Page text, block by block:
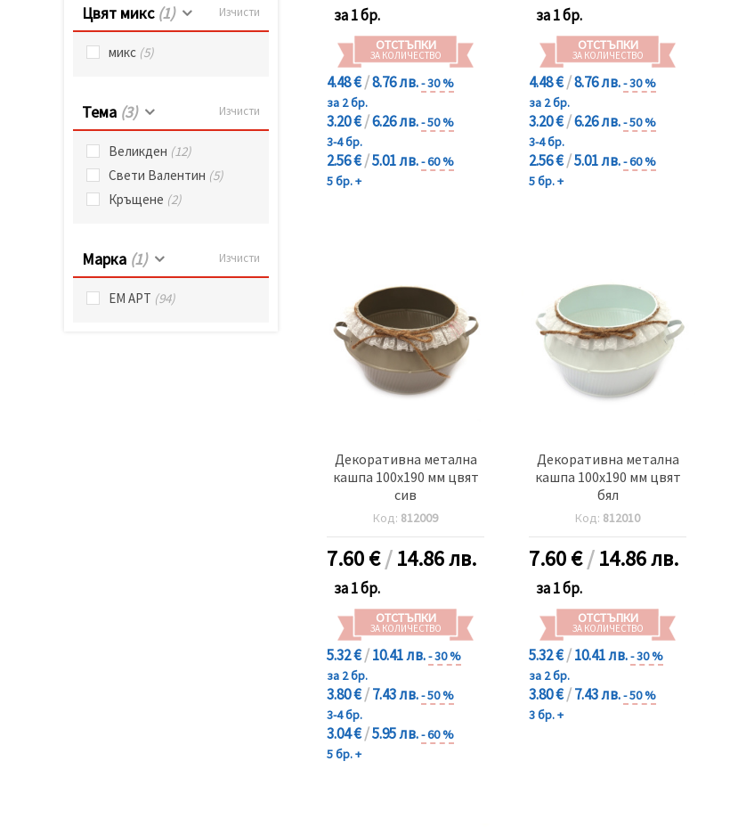
Цвят микс (1) Изчисти
микс (5)
Тема (3) Изчисти
Великден (12)
Свети Валентин (5)
Кръщене (2)
Марка (1) Изчисти
ЕМ АРТ (94)
за 1 бр.
ОТСТЪПКИ
ЗА КОЛИЧЕСТВО
4.48 €/8.76 лв.- 30 %
за 2 бр.
3.20 €/6.26 лв.- 50 %
3-4 бр.
2.56 €/5.01 лв.- 60 %
5 бр. +
за 1 бр.
ОТСТЪПКИ
ЗА КОЛИЧЕСТВО
4.48 €/8.76 лв.- 30 %
за 2 бр.
3.20 €/6.26 лв.- 50 %
3-4 бр.
2.56 €/5.01 лв.- 60 %
5 бр. +
Декоративна метална
кашпа 100x190 мм цвят
сив
Код: 812009
7.60€/14.86 лв.
за 1 бр.
ОТСТЪПКИ
ЗА КОЛИЧЕСТВО
5.32 €/10.41 лв.- 30 %
за 2 бр.
3.80 €/7.43 лв.- 50 %
3-4 бр.
3.04 €/5.95 лв.- 60 %
5 бр. +
Декоративна метална
кашпа 100x190 мм цвят
бял
Код: 812010
7.60€/14.86 лв.
за 1 бр.
ОТСТЪПКИ
ЗА КОЛИЧЕСТВО
5.32 €/10.41 лв.- 30 %
за 2 бр.
3.80 €/7.43 лв.- 50 %
3 бр. +